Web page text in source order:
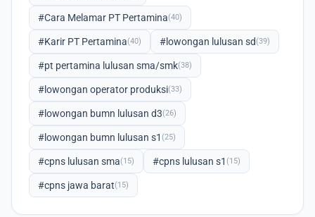
#Cara Melamar PT Pertamina(40)
#Karir PT Pertamina(40) #lowongan lulusan sd(39)
#pt pertamina lulusan sma/smk(38)
#lowongan operator produksi(33)
#lowongan bumn lulusan d3(26)
#lowongan bumn lulusan s1 (25)
#cpns lulusan sma(15) #cpns lulusan s1 (15)
#cpns jawa barat(15)